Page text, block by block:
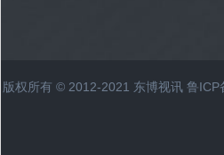
版权所有 © 2012-2021 东博视讯 鲁ICP